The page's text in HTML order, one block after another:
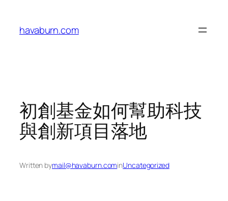
content
havaburn.com
初創基金如何幫助科技
與創新項目落地
Written bymail@havaburn.cominUncategorized